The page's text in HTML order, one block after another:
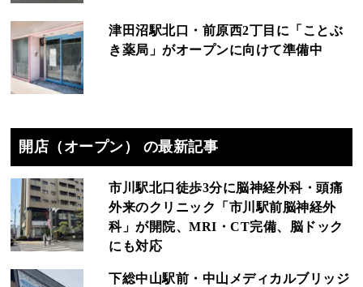
津田沼駅北口・前原西2丁目に「ことぶ
き薬局」がオープンに向けて準備中
開店（オープン） の最新記事
市川駅北口徒歩3分に脳神経外科・頭痛
外来のクリニック「市川駅前脳神経外
科」が開院、MRI・CT完備、脳ドック
にも対応
下総中山駅前・中山メディカルブリッジ